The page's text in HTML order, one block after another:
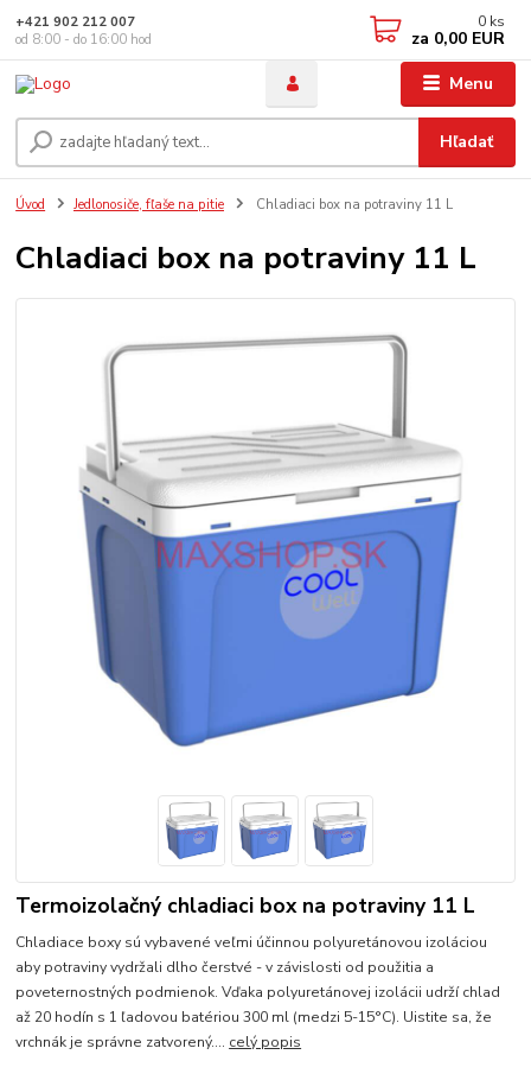
Menu
Hľadať
+421 902 212 007
od 8:00 - do 16:00 hod
0 ks
za 0,00 EUR
Úvod Jedlonosiče, fľaše na pitie Chladiaci box na potraviny 11 L
Chladiaci box na potraviny 11 L
Termoizolačný chladiaci box na potraviny 11 L
Chladiace boxy sú vybavené veľmi účinnou polyuretánovou izoláciou
aby potraviny vydržali dlho čerstvé - v závislosti od použitia a
poveternostných podmienok. Vďaka polyuretánovej izolácii udrží chlad
až 20 hodín s 1 ľadovou batériou 300 ml (medzi 5-15°C). Uistite sa, že
vrchnák je správne zatvorený.... celý popis